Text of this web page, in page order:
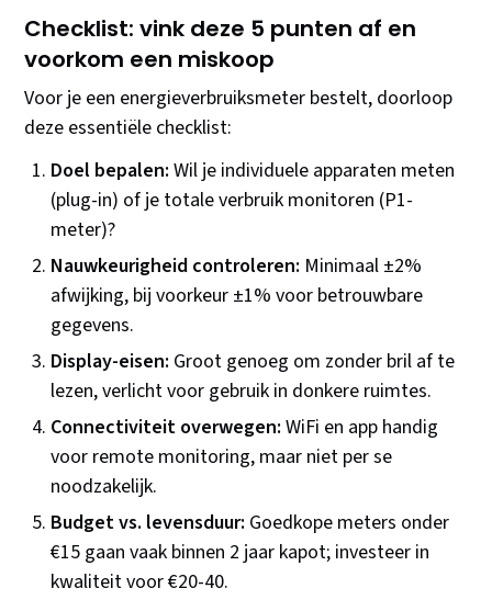
Checklist: vink deze 5 punten af en
voorkom een miskoop
Voor je een energieverbruiksmeter bestelt, doorloop
deze essentiële checklist:
Doel bepalen: Wil je individuele apparaten meten
(plug-in) of je totale verbruik monitoren (P1-
meter)?
Nauwkeurigheid controleren: Minimaal ±2%
afwijking, bij voorkeur ±1% voor betrouwbare
gegevens.
Display-eisen: Groot genoeg om zonder bril af te
lezen, verlicht voor gebruik in donkere ruimtes.
Connectiviteit overwegen: WiFi en app handig
voor remote monitoring, maar niet per se
noodzakelijk.
Budget vs. levensduur: Goedkope meters onder
€15 gaan vaak binnen 2 jaar kapot; investeer in
kwaliteit voor €20-40.